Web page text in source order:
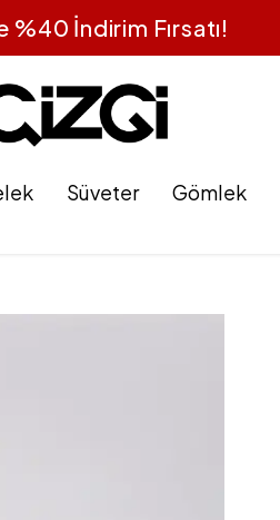
%40 İndirim Fırsatı!
Süveter Gömlek